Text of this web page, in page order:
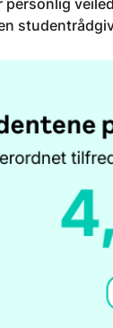
personlig